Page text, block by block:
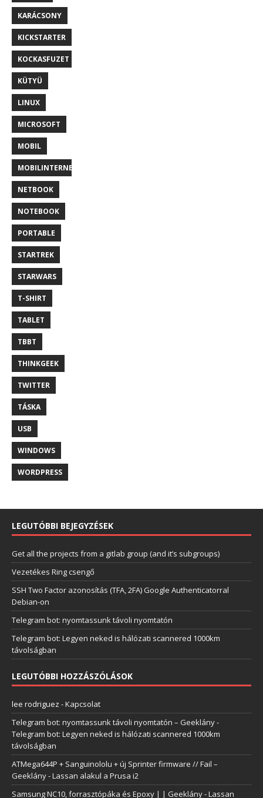
KARÁCSONY
KICKSTARTER
KOCKASFUZET
KÜTYÜ
LINUX
MICROSOFT
MOBIL
MOBILINTERNET
NETBOOK
NOTEBOOK
PORTABLE
STARTREK
STARWARS
T-SHIRT
TABLET
TBBT
THINKGEEK
TWITTER
TÁSKA
USB
WINDOWS
WORDPRESS
LEGUTÓBBI BEJEGYZÉSEK
Get all the projects from a gitlab group (and it’s subgroups)
Vezetékes Ring csengő
SSH Two Factor azonosítás (TFA, 2FA) Google Authenticatorral
Debian-on
Telegram bot: nyomtassunk távoli nyomtatón
Telegram bot: Legyen neked is hálózati scannered 1000km
távolságban
LEGUTÓBBI HOZZÁSZÓLÁSOK
lee rodriguez -Kapcsolat
Telegram bot: nyomtassunk távoli nyomtatón – Geeklány-
Telegram bot: Legyen neked is hálózati scannered 1000km
távolságban
ATMega644P + Sanguinololu + új Sprinter firmware // Fail –
Geeklány-Lassan alakul a Prusa i2
Samsung NC10, forrasztópáka és Epoxy | | Geeklány-Lassan